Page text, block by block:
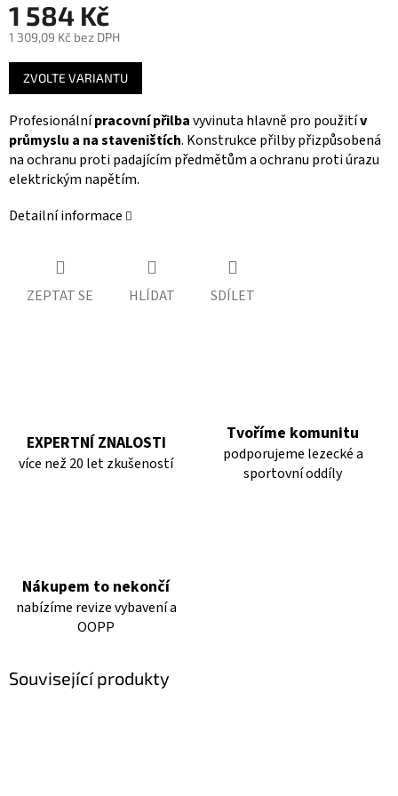
1 584 Kč
1 309,09 Kč bez DPH
Měrná
cena:
ZVOLTE VARIANTU
Profesionálnípracovní přilbavyvinuta hlavně pro použitív
průmyslu a na staveništích. Konstrukce přilby přizpůsobená
na ochranu proti padajícím předmětům a ochranu proti úrazu
elektrickým napětím.
Detailní informace
ZEPTAT SE HLÍDAT SDÍLET
EXPERTNÍ ZNALOSTI
více než 20 let zkušeností
Tvoříme komunitu
podporujeme lezecké a
sportovní oddíly
Nákupem to nekončí
nabízíme revize vybavení a
OOPP
Související produkty